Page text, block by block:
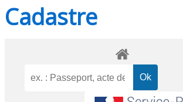
Cadastre